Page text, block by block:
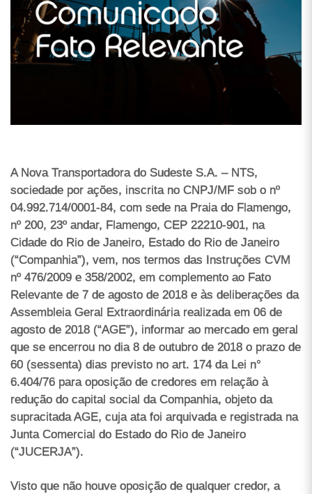
A Nova Transportadora do Sudeste S.A. – NTS,
sociedade por ações, inscrita no CNPJ/MF sob o nº
04.992.714/0001-84, com sede na Praia do Flamengo,
nº 200, 23º andar, Flamengo, CEP 22210-901, na
Cidade do Rio de Janeiro, Estado do Rio de Janeiro
(“Companhia”), vem, nos termos das Instruções CVM
nº 476/2009 e 358/2002, em complemento ao Fato
Relevante de 7 de agosto de 2018 e às deliberações da
Assembleia Geral Extraordinária realizada em 06 de
agosto de 2018 (“AGE”), informar ao mercado em geral
que se encerrou no dia 8 de outubro de 2018 o prazo de
60 (sessenta) dias previsto no art. 174 da Lei n°
6.404/76 para oposição de credores em relação à
redução do capital social da Companhia, objeto da
supracitada AGE, cuja ata foi arquivada e registrada na
Junta Comercial do Estado do Rio de Janeiro
(“JUCERJA”).
Visto que não houve oposição de qualquer credor, a